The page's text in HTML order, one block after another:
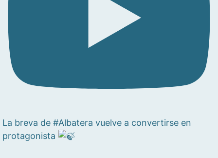
La breva de #Albatera vuelve a convertirse en
protagonista